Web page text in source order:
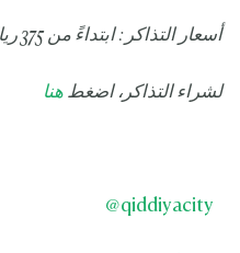
أسعار التذاكر: ابتداءً من 375 ريالاً سعودياً للشخص الواحد
لشراء التذاكر، اضغط هنا
qiddiyacity
@